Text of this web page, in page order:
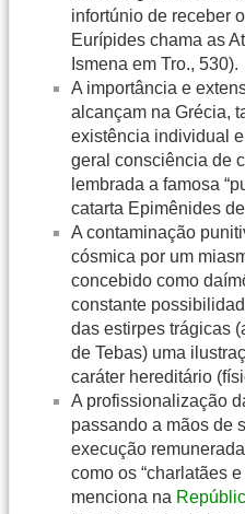
infortúnio de receber
Eurípides chama as
Ismena em Tro., 530).
A importância e
alcançam na Grécia,
existência individual
geral consciência de
lembrada a famosa
catarta Epimênides
A contaminação
cósmica por um
concebido como
constante
das estirpes trágicas
de Tebas) uma
caráter hereditário
A profissionalização
passando a mãos de
execução
como os “charlatães
menciona na